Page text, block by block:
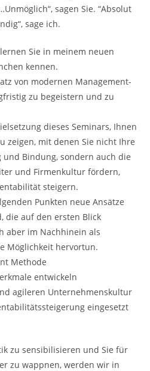
sagen Sie. “Absolut
sage ich.
Sie in meinem neuen
kennen.
von modernen Management-
zu begeistern und zu
dieses Seminars, Ihnen
zeigen, mit denen Sie nicht Ihre
Bindung, sondern auch die
und Firmenkultur fördern,
steigern.
Punkten neue Ansätze
die auf den ersten Blick
aber im Nachhinein als
Möglichkeit hervortun.
Methode
entwickeln
agileren Unternehmenskultur
eingesetzt
zu sensibilisieren und Sie für
zu wappnen, werden wir in